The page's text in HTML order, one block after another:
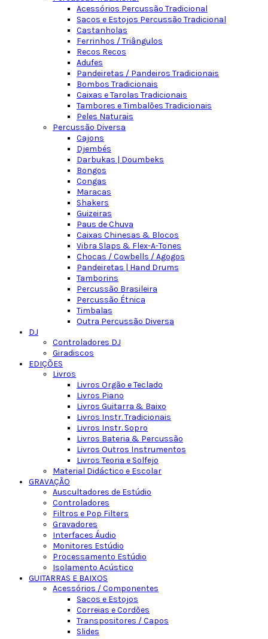
Acessórios Percussão Tradicional
Sacos e Estojos Percussão Tradicional
Castanholas
Ferrinhos / Triângulos
Recos Recos
Adufes
Pandeiretas / Pandeiros Tradicionais
Bombos Tradicionais
Caixas e Tarolas Tradicionais
Tambores e Timbalões Tradicionais
Peles Naturais
Percussão Diversa
Cajons
Djembés
Darbukas | Doumbeks
Bongos
Congas
Maracas
Shakers
Guizeiras
Paus de Chuva
Caixas Chinesas & Blocos
Vibra Slaps & Flex-A-Tones
Chocas / Cowbells / Agogos
Pandeiretas | Hand Drums
Tamborins
Percussão Brasileira
Percussão Étnica
Timbalas
Outra Percussão Diversa
DJ
Controladores DJ
Giradiscos
EDIÇÕES
Livros
Livros Orgão e Teclado
Livros Piano
Livros Guitarra & Baixo
Livros Instr. Tradicionais
Livros Instr. Sopro
Livros Bateria & Percussão
Livros Outros Instrumentos
Livros Teoria e Solfejo
Material Didáctico e Escolar
GRAVAÇÃO
Auscultadores de Estúdio
Controladores
Filtros e Pop Filters
Gravadores
Interfaces Áudio
Monitores Estúdio
Processamento Estúdio
Isolamento Acústico
GUITARRAS E BAIXOS
Acessórios / Componentes
Sacos e Estojos
Correias e Cordões
Transpositores / Capos
Slides